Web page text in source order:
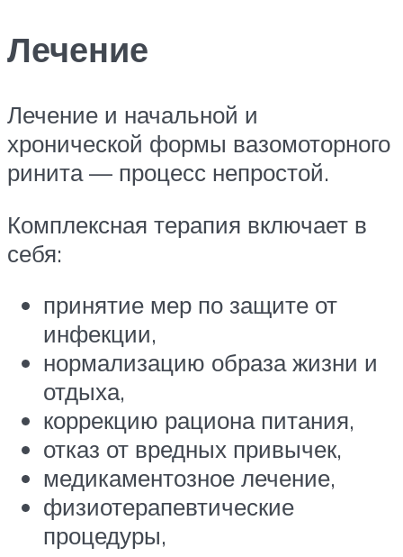
Лечение
Лечение и начальной и
хронической формы вазомоторного
ринита — процесс непростой.
Комплексная терапия включает в
себя:
принятие мер по защите от
инфекции,
нормализацию образа жизни и
отдыха,
коррекцию рациона питания,
отказ от вредных привычек,
медикаментозное лечение,
физиотерапевтические
процедуры,